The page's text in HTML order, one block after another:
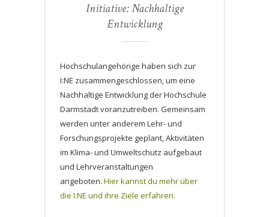
Initiative: Nachhaltige
Entwicklung
Hochschulangehörige haben sich zur
I:NE zusammengeschlossen, um eine
Nachhaltige Entwicklung der Hochschule
Darmstadt voranzutreiben. Gemeinsam
werden unter anderem Lehr- und
Forschungsprojekte geplant, Aktivitäten
im Klima- und Umweltschutz aufgebaut
und Lehrveranstaltungen
angeboten. Hier kannst du mehr über
die I:NE und ihre Ziele erfahren.